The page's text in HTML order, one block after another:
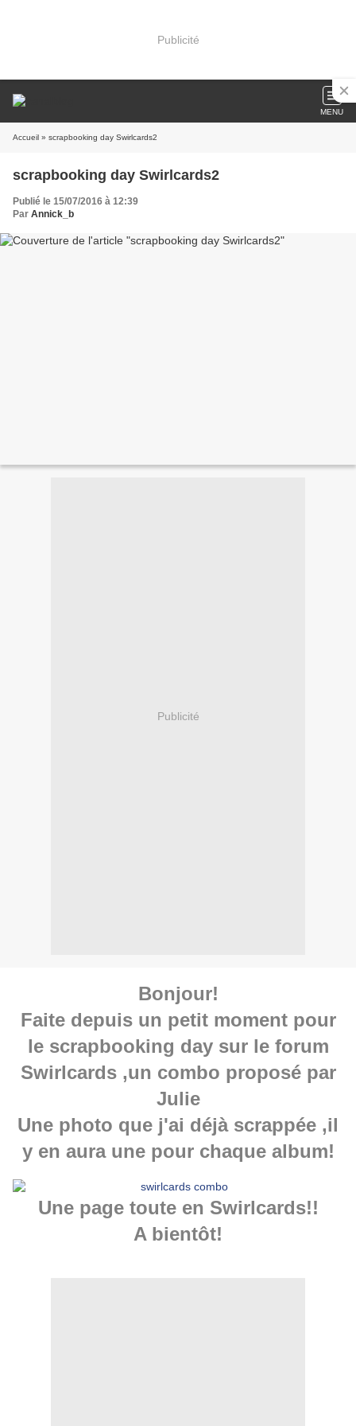
Publicité
MENU
Accueil » scrapbooking day Swirlcards2
scrapbooking day Swirlcards2
Publié le 15/07/2016 à 12:39
Par Annick_b
Publicité
Bonjour!
Faite depuis un petit moment pour
le scrapbooking day sur le forum
Swirlcards ,un combo proposé par
Julie
Une photo que j'ai déjà scrappée ,il
y en aura une pour chaque album!
Une page toute en Swirlcards!!
A bientôt!